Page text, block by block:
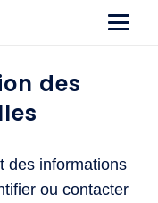
des
des informations
ou contacter